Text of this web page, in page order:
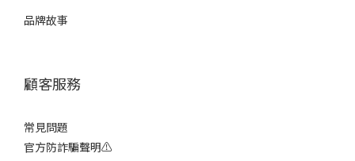
品牌故事
顧客服務
常見問題
官方防詐騙聲明⚠️